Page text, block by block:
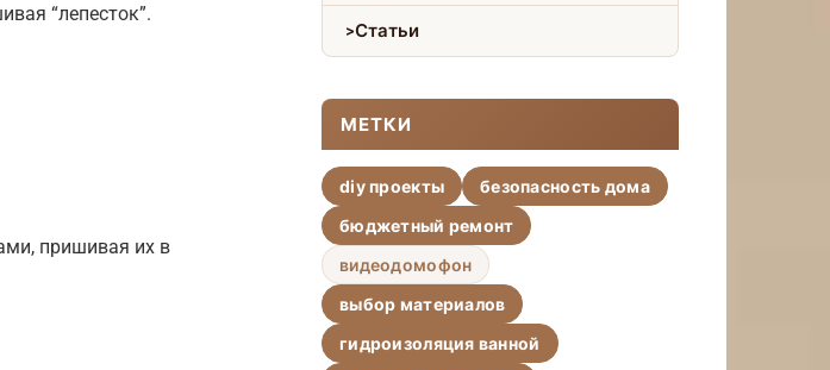
“лепесток”.
пришивая их в
Статьи
МЕТКИ
diy проекты
безопасность дома
бюджетный ремонт
видеодомофон
выбор материалов
гидроизоляция ванной